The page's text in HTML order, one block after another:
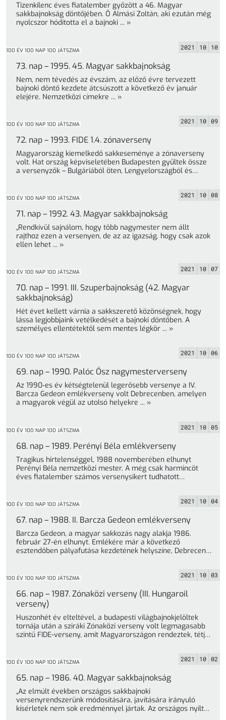
Tizenkilenc éves fiatalember győzött a 46. Magyar
sakkbajnokság döntőjében. Ő Almási Zoltán, aki ezután még
nyolcszor hódította el a bajnoki ... »
2021 10 10
100 ÉV 100 NAP 100 JÁTSZMA
73. nap – 1995. 45. Magyar sakkbajnokság
Nem, nem tévedés az évszám, az előző évre tervezett
bajnoki döntő kezdete átcsúszott a következő év január
elejére. Nemzetközi címekre ... »
2021 10 09
100 ÉV 100 NAP 100 JÁTSZMA
72. nap – 1993. FIDE 1.4. zónaverseny
Magyarország kiemelkedő sakkeseménye a zónaverseny
volt. Hat ország képviseletében Budapesten gyűltek össze
a versenyzők – Bulgáriából öten, Lengyelországból és
2021 10 08
100 ÉV 100 NAP 100 JÁTSZMA
71. nap – 1992. 43. Magyar sakkbajnokság
„Rendkívül sajnálom, hogy több nagymester nem állt
rajthoz ezen a versenyen, de az az igazság. hogy csak azok
ellen lehet ... »
2021 10 07
100 ÉV 100 NAP 100 JÁTSZMA
70. nap – 1991. III. Szuperbajnokság (42. Magyar
sakkbajnokság)
Hét évet kellett várnia a sakkszerető közönségnek, hogy
lássa legjobbjaink vetélkedését a bajnoki döntőben. A
személyes ellentétektől sem mentes légkör ... »
2021 10 06
100 ÉV 100 NAP 100 JÁTSZMA
69. nap – 1990. Palóc Ősz nagymesterverseny
Az 1990-es év kétségtelenül legerősebb versenye a IV.
Barcza Gedeon emlékverseny volt Debrecenben, amelyen
a magyarok végül az utolsó helyekre ... »
2021 10 05
100 ÉV 100 NAP 100 JÁTSZMA
68. nap – 1989. Perényi Béla emlékverseny
Tragikus hirtelenséggel, 1988 novemberében elhunyt
Perényi Béla nemzetközi mester. A még csak harmincöt
éves fiatalember számos versenysikert tudhatott
2021 10 04
100 ÉV 100 NAP 100 JÁTSZMA
67. nap – 1988. II. Barcza Gedeon emlékverseny
Barcza Gedeon, a magyar sakkozás nagy alakja 1986.
február 27-én elhunyt. Emlékére már a következő
esztendőben pályafutása kezdetének helyszíne, Debrecen
2021 10 03
100 ÉV 100 NAP 100 JÁTSZMA
66. nap – 1987. Zónaközi verseny (III. Hungaroil
verseny)
Huszonhét év elteltével, a budapesti világbajnokjelöltek
tornája után a sziráki Zónaközi verseny volt legmagasabb
szintű FIDE-verseny, amit Magyarországon rendeztek, tétje
2021 10 02
100 ÉV 100 NAP 100 JÁTSZMA
65. nap – 1986. 40. Magyar sakkbajnokság
„Az elmúlt években országos sakkbajnoki
versenyrendszerünk módosítására, javítására irányuló
kísérletek nem sok eredménnyel jártak. Az országos nyílt